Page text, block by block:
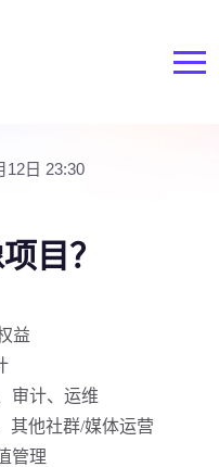
12日 23:30
目？
益
审计、运维
其他社群/媒体运营
管理